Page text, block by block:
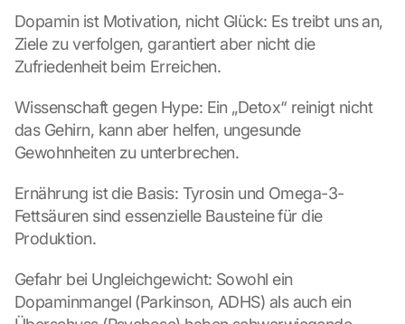
Dopamin ist Motivation, nicht Glück: Es treibt uns an,
Ziele zu verfolgen, garantiert aber nicht die
Zufriedenheit beim Erreichen.
Wissenschaft gegen Hype: Ein „Detox“ reinigt nicht
das Gehirn, kann aber helfen, ungesunde
Gewohnheiten zu unterbrechen.
Ernährung ist die Basis: Tyrosin und Omega-3-
Fettsäuren sind essenzielle Bausteine für die
Produktion.
Gefahr bei Ungleichgewicht: Sowohl ein
Dopaminmangel (Parkinson, ADHS) als auch ein
K
i
c
e
n
u
d
i
e
e
n